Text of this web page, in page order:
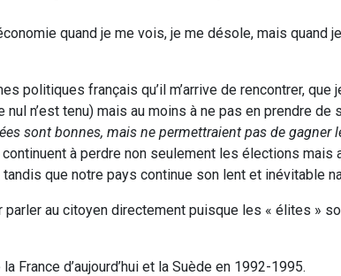
quand je me vois, je me désole, mais quand
politiques français qu’il m’arrive de rencontrer,
n’est tenu) mais au moins à ne pas en prendre de
sont bonnes, mais ne permettraient pas de gagner
à perdre non seulement les élections mais
que notre pays continue son lent et inévitable
parler au citoyen directement puisque les « élites »
France d’aujourd’hui et la Suède en 1992-1995.